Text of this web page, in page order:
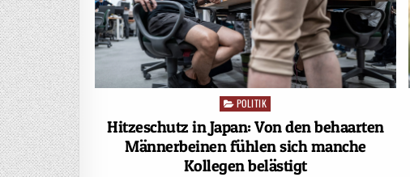
Posted
POLITIK
Hitzeschutz in Japan: Von den behaarten
Männerbeinen fühlen sich manche
Kollegen belästigt